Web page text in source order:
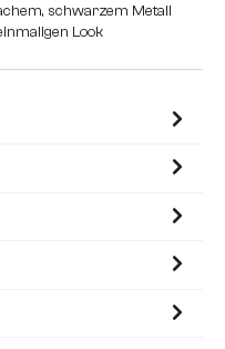
schwarzem Metall
Look